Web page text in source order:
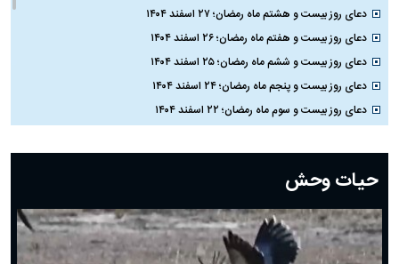
دعای روز بیست و هشتم ماه رمضان؛ ۲۷ اسفند ۱۴۰۴
دعای روز بیست و هفتم ماه رمضان؛ ۲۶ اسفند ۱۴۰۴
دعای روز بیست و ششم ماه رمضان؛ ۲۵ اسفند ۱۴۰۴
دعای روز بیست و پنجم ماه رمضان؛ ۲۴ اسفند ۱۴۰۴
دعای روز بیست و سوم ماه رمضان؛ ۲۲ اسفند ۱۴۰۴
دعای روز بیستم ماه رمضان؛ ۱۹ اسفند ۱۴۰۴
دعای روز هشتم ماه مبارک رمضان؛ ۷ اسفند ماه ۱۴۰۴
دعای روز هفتم ماه رمضان؛ ۶ اسفند ۱۴۰۴
دعای روز ششم ماه رمضان؛ ۵ اسفند ۱۴۰۴
دعای روز پنجم ماه رمضان؛ ۴ اسفند ۱۴۰۴
حیات وحش